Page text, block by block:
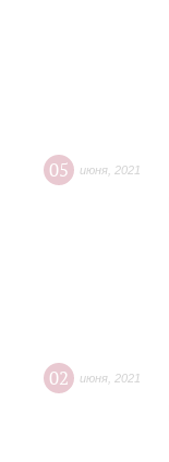
05 июня 2021
02 июня 2021